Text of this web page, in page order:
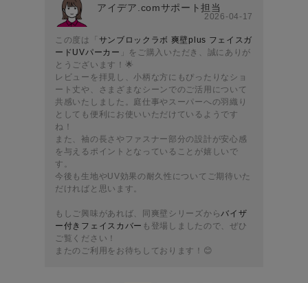
アイデア.comサポート担当
2026-04-17
この度は「 サンブロックラボ 爽壁plus フェイスガ
ードUVパーカー
」をご購入いただき、誠にありが
とうございます！🌟
レビューを拝見し、小柄な方にもぴったりなショ
ート丈や、さまざまなシーンでのご活用について
共感いたしました。庭仕事やスーパーへの羽織り
としても便利にお使いいただけているようです
ね！
また、袖の長さやファスナー部分の設計が安心感
を与えるポイントとなっていることが嬉しいで
す。
今後も生地やUV効果の耐久性についてご期待いた
だければと思います。
もしご興味があれば、同爽壁シリーズからバイザ
ー付きフェイスカバー も登場しましたので、ぜひ
ご覧ください！
またのご利用をお待ちしております！😊